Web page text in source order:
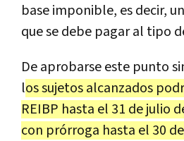
base imponible, es decir,
que se debe pagar al tipo
De aprobarse este punto
los sujetos alcanzados
REIBP hasta el 31 de julio
con prórroga hasta el 30